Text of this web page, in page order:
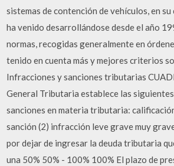
sistemas de contención de vehículos, en
ha venido desarrollándose desde el año
normas, recogidas generalmente en
tenido en cuenta más y mejores criterios
Infracciones y sanciones tributarias
General Tributaria establece las
sanciones en materia tributaria:
sanción (2) infracción leve grave muy
por dejar de ingresar la deuda tributaria
una 50% 50% - 100% 100% El plazo de